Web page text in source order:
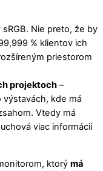
Nie preto, že by
% klientov ich
priestorom
projektoch –
výstavách, kde má
Vtedy má
viac informácií
ktorý má